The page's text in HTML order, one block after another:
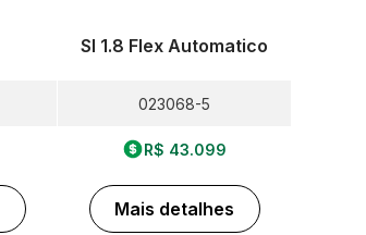
Sl 1.8 Flex Automatico
023068-5
R$ 43.099
Mais detalhes